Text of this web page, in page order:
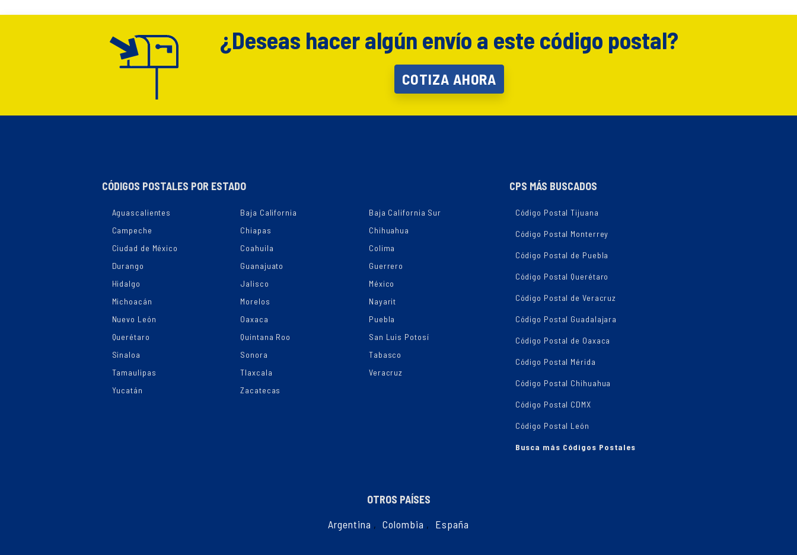
¿Deseas hacer algún envío a este código postal?
COTIZA AHORA
CÓDIGOS POSTALES POR ESTADO
Aguascalientes Baja California
Baja California Sur
Campeche
Chiapas
Chihuahua
Ciudad de México
Coahuila
Colima
Durango
Guanajuato
Guerrero
Hidalgo
Jalisco
México
Michoacán
Morelos
Nayarit
Nuevo León
Oaxaca
Puebla
Querétaro
Quintana Roo
San Luis Potosí
Sinaloa
Sonora
Tabasco
Tamaulipas
Tlaxcala
Veracruz
Yucatán
Zacatecas
CPS MÁS BUSCADOS
Código Postal Tijuana
Código Postal Monterrey
Código Postal de Puebla
Código Postal Querétaro
Código Postal de Veracruz
Código Postal Guadalajara
Código Postal de Oaxaca
Código Postal Mérida
Código Postal Chihuahua
Código Postal CDMX
Código Postal León
Busca más Códigos Postales
OTROS PAÍSES
Argentina , Colombia , España